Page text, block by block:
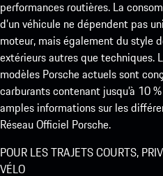
performances routières. La
d’un véhicule ne dépendent pas
moteur, mais également du style
extérieurs autres que techniques.
modèles Porsche actuels sont
carburants contenant jusqu’à 10
amples informations sur les
Réseau Officiel Porsche.
POUR LES TRAJETS COURTS,
VÉLO